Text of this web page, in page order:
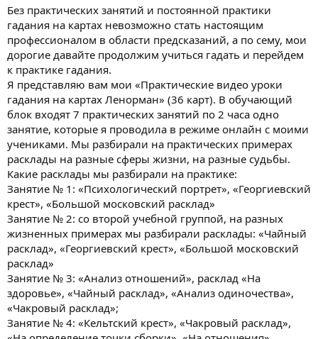
я
Без практических занятий и постоянной практики
гадания на картах невозможно стать настоящим
профессионалом в области предсказаний, а по сему, мои
дорогие давайте продолжим учиться гадать и перейдем
к практике гадания.
Я представляю вам мои «Практические видео уроки
гадания на картах Ленорман» (36 карт). В обучающий
блок входят 7 практических занятий по 2 часа одно
занятие, которые я проводила в режиме онлайн с моими
учениками. Мы разбирали на практических примерах
расклады на разные сферы жизни, на разные судьбы.
Какие расклады мы разбирали на практике:
Занятие № 1: «Психологический портрет», «Георгиевский
крест», «Большой московский расклад»
Занятие № 2: со второй учебной группой, на разных
жизненных примерах мы разбирали расклады: «Чайный
расклад», «Георгиевский крест», «Большой московский
расклад»
Занятие № 3: «Анализ отношений», расклад «На
здоровье», «Чайный расклад», «Анализ одиночества»,
«Чакровый расклад»;
Занятие № 4: «Кельтский крест», «Чакровый расклад»,